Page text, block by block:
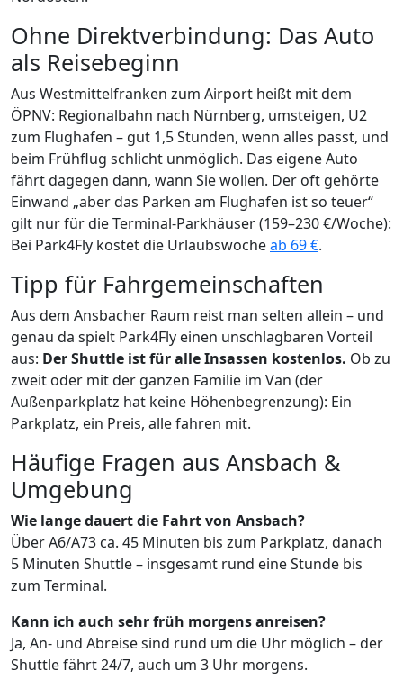
Ohne Direktverbindung: Das Auto
als Reisebeginn
Aus Westmittelfranken zum Airport heißt mit dem
ÖPNV: Regionalbahn nach Nürnberg, umsteigen, U2
zum Flughafen – gut 1,5 Stunden, wenn alles passt, und
beim Frühflug schlicht unmöglich. Das eigene Auto
fährt dagegen dann, wann Sie wollen. Der oft gehörte
Einwand „aber das Parken am Flughafen ist so teuer“
gilt nur für die Terminal-Parkhäuser (159–230 €/Woche):
Bei Park4Fly kostet die Urlaubswocheab 69 €.
Tipp für Fahrgemeinschaften
Aus dem Ansbacher Raum reist man selten allein – und
genau da spielt Park4Fly einen unschlagbaren Vorteil
aus: Der Shuttle ist für alle Insassen kostenlos. Ob zu
zweit oder mit der ganzen Familie im Van (der
Außenparkplatz hat keine Höhenbegrenzung): Ein
Parkplatz, ein Preis, alle fahren mit.
Häufige Fragen aus Ansbach &
Umgebung
Wie lange dauert die Fahrt von Ansbach?
Über A6/A73 ca. 45 Minuten bis zum Parkplatz, danach
5 Minuten Shuttle – insgesamt rund eine Stunde bis
zum Terminal.
Kann ich auch sehr früh morgens anreisen?
Ja, An- und Abreise sind rund um die Uhr möglich – der
Shuttle fährt 24/7, auch um 3 Uhr morgens.